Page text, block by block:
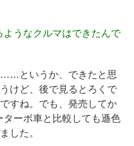
うなクルマはできたんで
……というか、できたと思
けど、後で見るとろくで
すね。でも、発売してか
ーボ車と比較しても遜色
した。